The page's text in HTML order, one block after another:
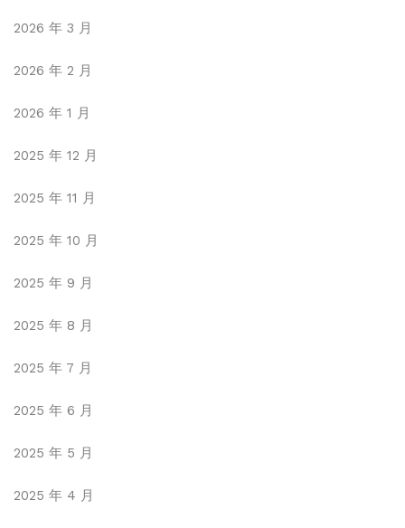
2026 年 3 月
2026 年 2 月
2026 年 1 月
2025 年 12 月
2025 年 11 月
2025 年 10 月
2025 年 9 月
2025 年 8 月
2025 年 7 月
2025 年 6 月
2025 年 5 月
2025 年 4 月